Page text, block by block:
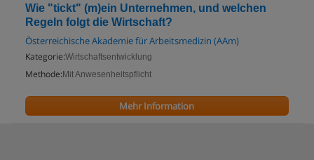
Wie "tickt" (m)ein Unternehmen, und welchen
Regeln folgt die Wirtschaft?
Österreichische Akademie für Arbeitsmedizin (AAm)
Kategorie:Wirtschaftsentwicklung
Methode: Mit Anwesenheitspflicht
Mehr Information